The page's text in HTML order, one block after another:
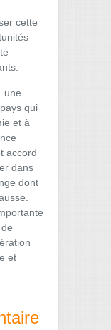
cette
une
qui
et à
accord
dans
dont
et